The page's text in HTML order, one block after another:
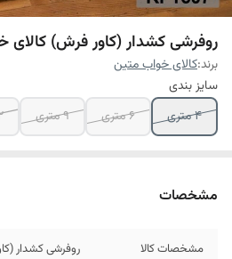
روفرشی کشدار (کاور فرش) کالای
برند:کالای خواب متین
سایز بندی
4 متری
6 متری 9 متری
مشخصات
مشخصات کالا
روفرشی کشدار